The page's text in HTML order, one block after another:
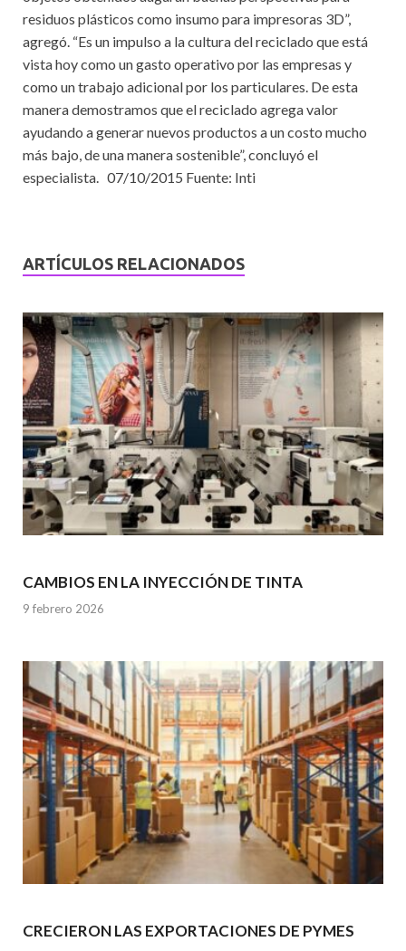
residuos plásticos como insumo para impresoras 3D”,
agregó. “Es un impulso a la cultura del reciclado que está
vista hoy como un gasto operativo por las empresas y
como un trabajo adicional por los particulares. De esta
manera demostramos que el reciclado agrega valor
ayudando a generar nuevos productos a un costo mucho
más bajo, de una manera sostenible”, concluyó el
especialista. 07/10/2015 Fuente: Inti
ARTÍCULOS RELACIONADOS
CAMBIOS EN LA INYECCIÓN DE TINTA
9 febrero 2026
CRECIERON LAS EXPORTACIONES DE PYMES